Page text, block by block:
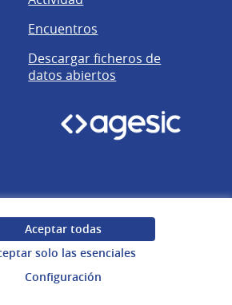
Aceptar todas
solo las esenciales
Configuración
Encuentros
Descargar ficheros de
datos abiertos
Web creada con